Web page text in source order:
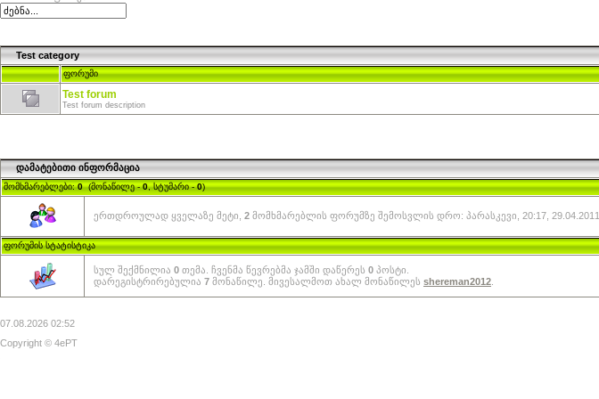
Test category
ფორუმი
Test forum
Test forum description
დამატებითი ინფორმაცია
მომხმარებლები:0(მონაწილე -0, სტუმარი -0)
ერთდროულად ყველაზე მეტი, 2 მომხმარებლის ფორუმზე შემოსვლის დრო: პარასკევი, 20:17, 29.04.2011.
ფორუმის სტატისტიკა
სულ შექმნილია 0 თემა. ჩვენმა წევრებმა ჯამში დაწერეს 0 პოსტი.
დარეგისტრირებულია 7 მონაწილე. მივესალმოთ ახალ მონაწილეს shereman2012
07.08.2026 02:52
Copyright © 4ePT